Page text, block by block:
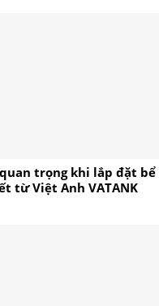
trọng khi lắp đặt bể
từ Việt Anh VATANK